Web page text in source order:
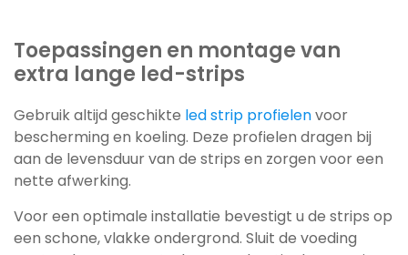
Toepassingen en montage van
extra lange led-strips
Gebruik altijd geschikte led strip profielenvoor
bescherming en koeling. Deze profielen dragen bij
aan de levensduur van de strips en zorgen voor een
nette afwerking.
Voor een optimale installatie bevestigt u de strips op
een schone, vlakke ondergrond. Sluit de voeding